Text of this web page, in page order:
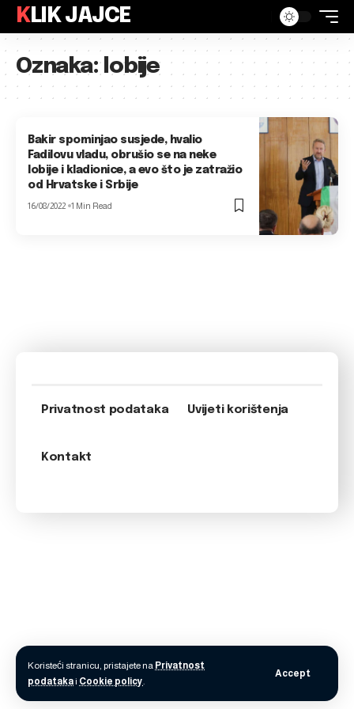
Koristeći stranicu, pristajete na Privatnost
podatakai Cookie policy.
Accept
KLIK JAJCE
Oznaka:lobije
Bakir spominjao susjede, hvalio
Fadilovu vladu, obrušio se na neke
lobije i kladionice, a evo što je zatražio
od Hrvatske i Srbije
16/08/2022 1 Min Read
Privatnost podataka Uvijeti korištenja
Kontakt